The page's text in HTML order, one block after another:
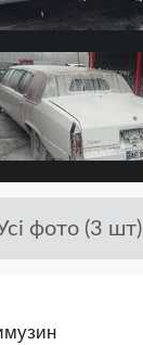
фото (3 шт)